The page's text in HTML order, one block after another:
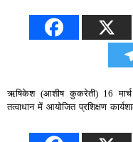
ऋषिकेश (आशीष कुकरेती) 16
तत्वाधान में आयोजित प्रशिक्षण